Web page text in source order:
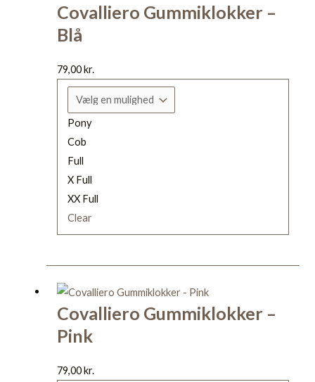
Covalliero Gummiklokker –
Blå
79,00kr.
Pony
Cob
Full
X Full
XX Full
Clear
har
flere
Mulighederne
kan
vælges
varesiden
Covalliero Gummiklokker –
Pink
79,00kr.
vare
har
flere
Mulighederne